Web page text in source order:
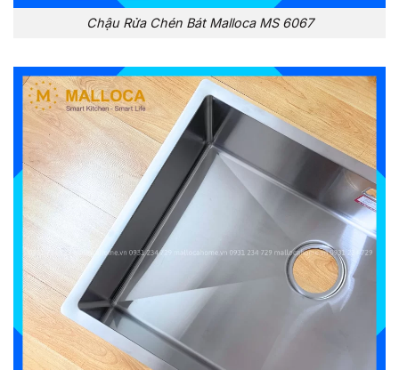
Chậu Rửa Chén Bát Malloca MS 6067